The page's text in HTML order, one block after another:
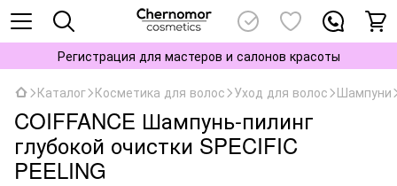
Регистрация для мастеров и салонов красоты
Каталог Косметика для волос Уход для волос Шампуни
COIFFANCE Шампунь-пилинг
глубокой очистки SPECIFIC
PEELING